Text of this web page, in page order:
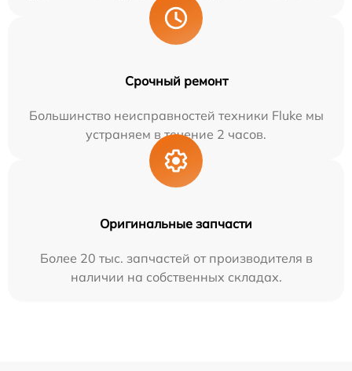
Срочный ремонт
Большинство неисправностей техники Fluke мы
устраняем в течение 2 часов.
Оригинальные запчасти
Более 20 тыс. запчастей от производителя в
наличии на собственных складах.